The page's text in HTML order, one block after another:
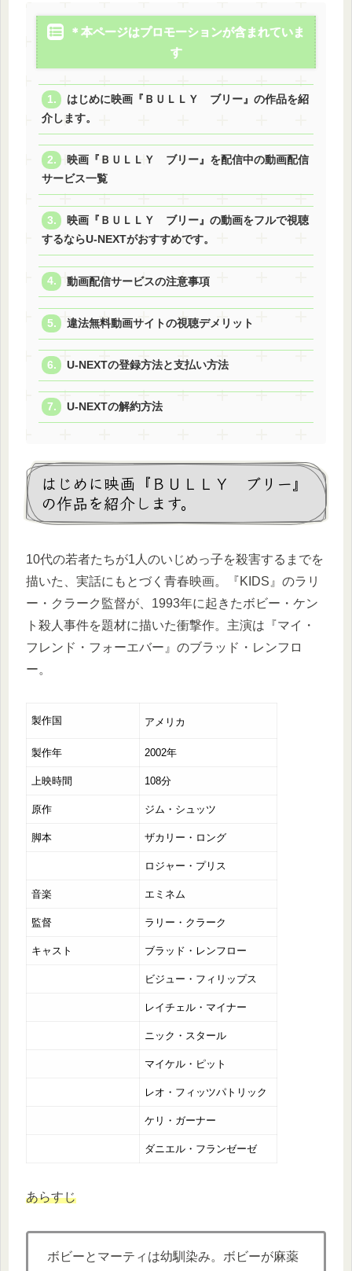
＊本ページはプロモーションが含まれていま
す
はじめに映画『ＢＵＬＬＹ ブリー』の作品を紹
介します。
映画『ＢＵＬＬＹ ブリー』を配信中の動画配信
サービス一覧
映画『ＢＵＬＬＹ ブリー』の動画をフルで視聴
するならU-NEXTがおすすめです。
動画配信サービスの注意事項
違法無料動画サイトの視聴デメリット
U-NEXTの登録方法と支払い方法
U-NEXTの解約方法
はじめに映画『ＢＵＬＬＹ ブリー』
の作品を紹介します。
10代の若者たちが1人のいじめっ子を殺害するまでを
描いた、実話にもとづく青春映画。『KIDS』のラリ
ー・クラーク監督が、1993年に起きたボビー・ケン
ト殺人事件を題材に描いた衝撃作。主演は『マイ・
フレンド・フォーエバー』のブラッド・レンフロ
ー。
製作国 アメリカ
製作年 2002年
上映時間 108分
原作 ジム・シュッツ
脚本 ザカリー・ロング
ロジャー・プリス
音楽 エミネム
監督 ラリー・クラーク
キャスト ブラッド・レンフロー
ビジュー・フィリップス
レイチェル・マイナー
ニック・スタール
マイケル・ピット
レオ・フィッツパトリック
ケリ・ガーナー
ダニエル・フランゼーゼ
あらすじ
ボビーとマーティは幼馴染み。ボビーが麻薬